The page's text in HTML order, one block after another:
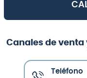
Canales de venta
Teléfono